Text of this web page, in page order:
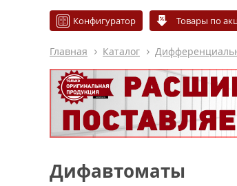
Конфигуратор Товары по
Главная Каталог
Дифавтоматы